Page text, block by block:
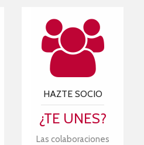
HAZTE SOCIO
¿TE UNES?
Las colaboraciones